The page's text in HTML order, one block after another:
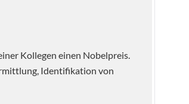
Kollegen einen Nobelpreis.
Identifikation von